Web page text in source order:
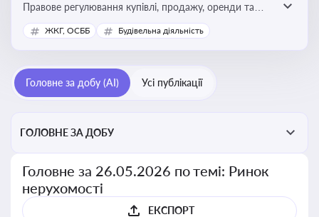
Правове регулювання купівлі, продажу, оренди та
управління нерухомістю, що є ключовим для бізнесу,
інвесторів, забудовників і власників об’єктів майна
ЖКГ, ОСББ Будівельна діяльність
Головне за добу (AI) Усі публікації
ГОЛОВНЕ ЗА ДОБУ
Головне за 26.05.2026 по темі: Ринок
нерухомості
ЕКСПОРТ